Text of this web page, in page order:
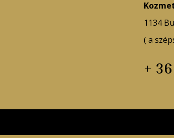
1134
( a
+